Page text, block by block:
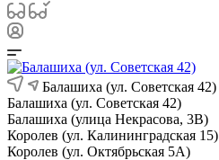
Балашиха (ул. Советская 42)
Балашиха (ул. Советская 42)
Балашиха (улица Некрасова, 3В)
Королев (ул. Калининградская 15)
Королев (ул. Октябрьская 5А)